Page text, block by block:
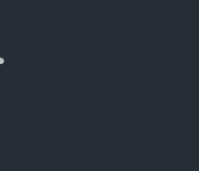
SoundCloud